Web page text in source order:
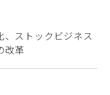
ストックビジネス
改革